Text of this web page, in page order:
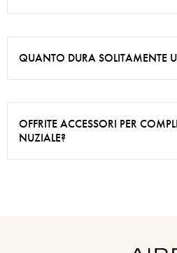
QUANTO DURA SOLITAMENTE
OFFRITE ACCESSORI PER
NUZIALE?